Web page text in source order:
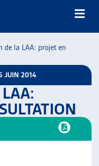
de la LAA: projet en
JUIN 2014